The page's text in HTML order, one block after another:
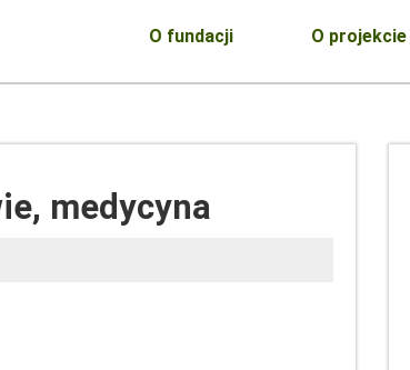
O fundacji O projekcie
medycyna